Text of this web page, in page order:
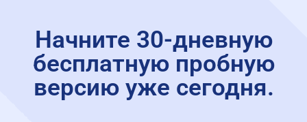
Начните 30-дневную
бесплатную пробную
версию уже сегодня.